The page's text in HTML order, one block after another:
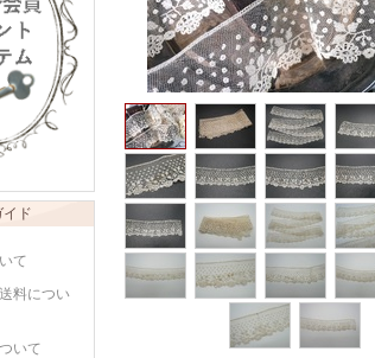
イド
いて
料につい
いて